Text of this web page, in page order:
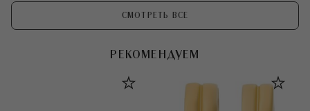
СМОТРЕТЬ ВСЕ
РЕКОМЕНДУЕМ